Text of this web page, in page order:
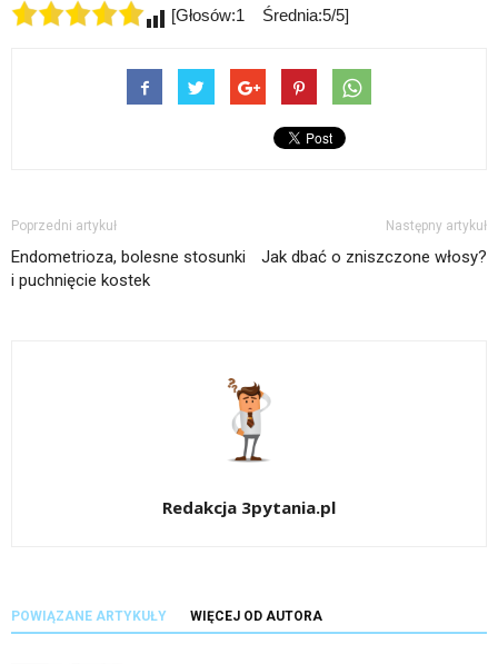
[Głosów:1 Średnia:5/5]
Poprzedni artykuł
Endometrioza, bolesne stosunki
i puchnięcie kostek
Następny artykuł
Jak dbać o zniszczone włosy?
Redakcja 3pytania.pl
POWIĄZANE ARTYKUŁY WIĘCEJ OD AUTORA